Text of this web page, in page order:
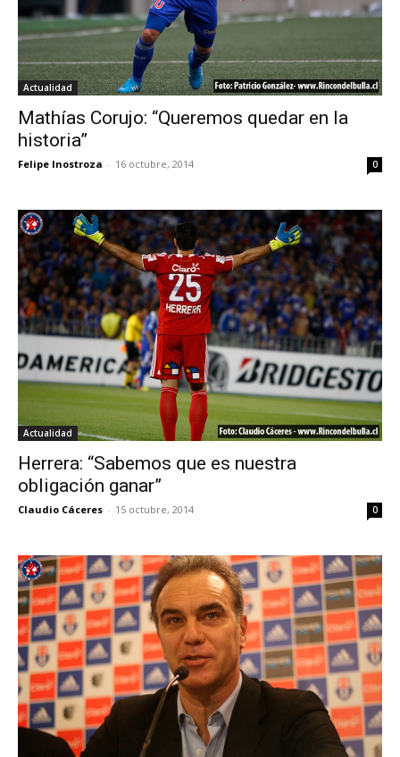
Actualidad
Mathías Corujo: “Queremos quedar en la
historia”
Felipe Inostroza - 16 octubre, 2014 0
Actualidad
Herrera: “Sabemos que es nuestra
obligación ganar”
Claudio Cáceres - 15 octubre, 2014 0